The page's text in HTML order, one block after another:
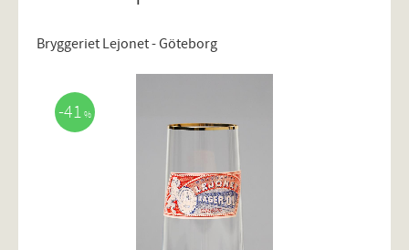
Bryggeriet Lejonet - Göteborg
41 %